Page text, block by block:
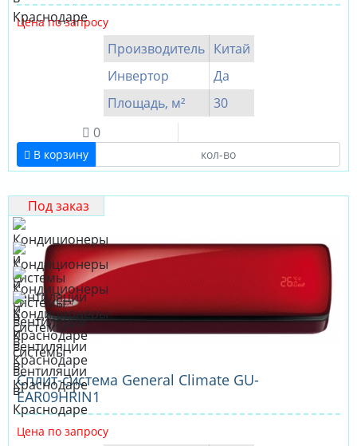
Цена по запросу
Производитель Китай
Инвертор
Да
Площадь, м²
30
0
В корзину
Под заказ
Сплит-система General Climate GU-
EAR09HRIN1
Цена по запросу